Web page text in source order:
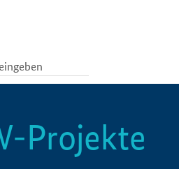
Projekte